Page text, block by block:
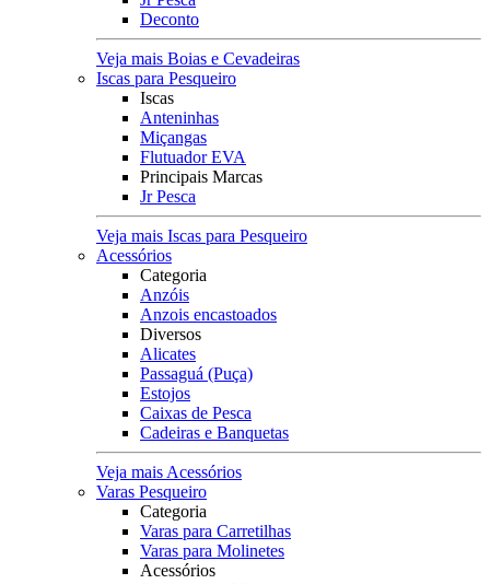
Deconto
Veja mais Boias e Cevadeiras
Iscas para Pesqueiro
Iscas
Anteninhas
Miçangas
Flutuador EVA
Principais Marcas
Jr Pesca
Veja mais Iscas para Pesqueiro
Acessórios
Categoria
Anzóis
Anzois encastoados
Diversos
Alicates
Passaguá (Puça)
Estojos
Caixas de Pesca
Cadeiras e Banquetas
Veja mais Acessórios
Varas Pesqueiro
Categoria
Varas para Carretilhas
Varas para Molinetes
Acessórios